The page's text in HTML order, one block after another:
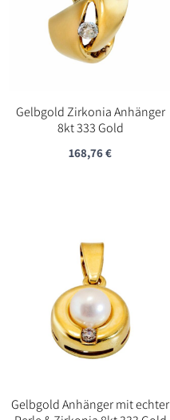
Gelbgold Zirkonia Anhänger
8kt 333 Gold
168,76€
Gelbgold Anhänger mit echter